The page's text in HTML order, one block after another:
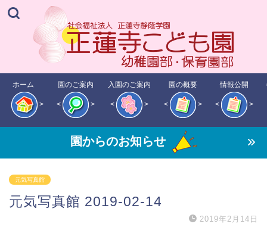
ホーム
>
園のご案内
< >
入園のご案内
< >
園の概要
< >
情報公開
< >
園からのお知らせ
元気写真館
元気写真館 2019-02-14
2019年2月14日